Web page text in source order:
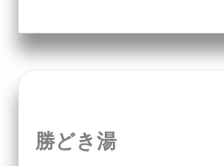
勝どき湯